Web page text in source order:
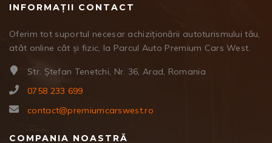
INFORMAȚII CONTACT
Oferim tot suportul necesar achiziționării autoturismului tău,
atât online cât și fizic, la Parcul Auto Premium Cars West.
Str. Ștefan Tenetchi, Nr. 36, Arad, Romania
0758 233 699
contact@premiumcarswest.ro
COMPANIA NOASTRĂ